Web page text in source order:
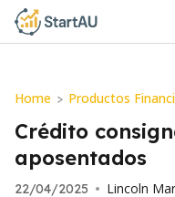
Home > Productos
Crédito
aposentados
22/04/2025 • Lincoln